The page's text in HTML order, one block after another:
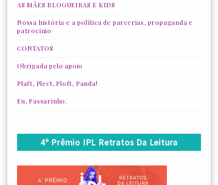
AS MÃES BLOGUEIRAS E KIDS
Nossa história e a política de parcerias, propaganda e
patrocínio
CONTATOS
Obrigada pelo apoio
Plaft, Plect, Ploft, Panda!
Eu, Passarinho.
4º Prêmio IPL Retratos Da Leitura